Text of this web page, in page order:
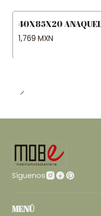
40X85X20
1,769 MXN
Síguenos
MENÚ